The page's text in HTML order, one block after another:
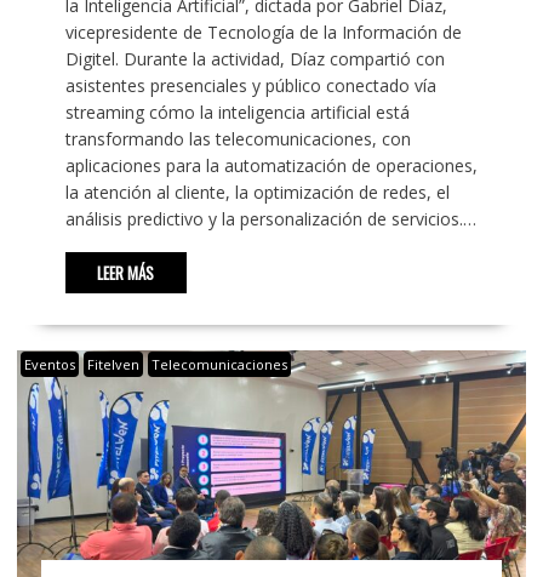
la Inteligencia Artificial”, dictada por Gabriel Díaz,
vicepresidente de Tecnología de la Información de
Digitel. Durante la actividad, Díaz compartió con
asistentes presenciales y público conectado vía
streaming cómo la inteligencia artificial está
transformando las telecomunicaciones, con
aplicaciones para la automatización de operaciones,
la atención al cliente, la optimización de redes, el
análisis predictivo y la personalización de servicios.…
LEER MÁS
Eventos Fitelven Telecomunicaciones